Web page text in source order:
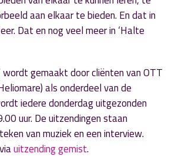
aan elkaar te bieden. En dat in
Dat en nog veel meer in ‘Halte
wordt gemaakt door cliënten van OTT
als onderdeel van de
iedere donderdag uitgezonden
uur. De uitzendingen staan
van muziek en een interview.
uitzending gemist.